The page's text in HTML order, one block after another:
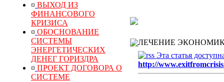
¤ ВЫХОД ИЗ
ФИНАНСОВОГО
КРИЗИСА
¤ ОБОСНОВАНИЕ
СИСТЕМЫ
ЭНЕРГЕТИЧЕСКИХ
ДЕНЕГ ГОРИЗДРА
¤ ПРОЕКТ ДОГОВОРА О
СИСТЕМЕ
ЛЕЧЕНИЕ
Эта статья
http://